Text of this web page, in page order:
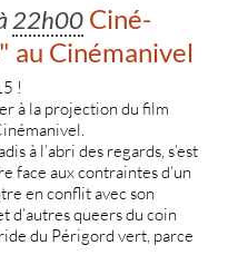
22h00 Ciné-
au Cinémanivel
!
à la projection du film
à l’abri des regards, s’est
face aux contraintes d’un
en conflit avec son
d’autres queers du coin
du Périgord vert, parce